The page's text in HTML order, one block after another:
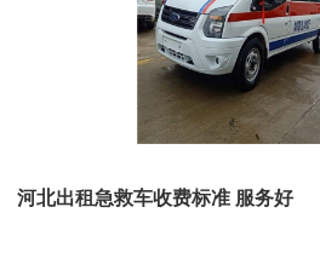
河北出租急救车收费标准 服务好